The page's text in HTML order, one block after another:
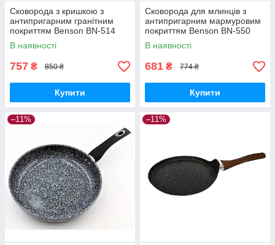
Сковорода з кришкою з
антипригарним гранітним
покриттям Benson BN-514
(22*5.5см)
В наявності
757 ₴ 850 ₴
Купити
Сковорода для млинців з
антипригарним мармуровим
покриттям Benson BN-550
Ø20см
В наявності
681 ₴ 774 ₴
Купити
–11% –11%